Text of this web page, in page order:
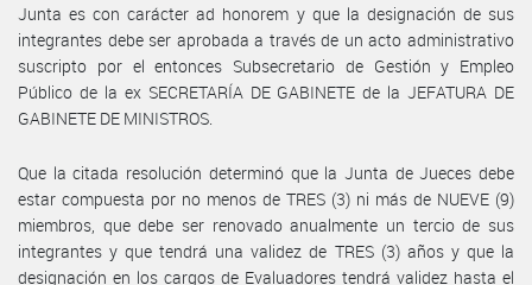
Junta es con carácter ad honorem y que la designación de sus
integrantes debe ser aprobada a través de un acto administrativo
suscripto por el entonces Subsecretario de Gestión y Empleo
Público de la ex SECRETARÍA DE GABINETE de la JEFATURA DE
GABINETE DE MINISTROS.
Que la citada resolución determinó que la Junta de Jueces debe
estar compuesta por no menos de TRES (3) ni más de NUEVE (9)
miembros, que debe ser renovado anualmente un tercio de sus
integrantes y que tendrá una validez de TRES (3) años y que la
designación en los cargos de Evaluadores tendrá validez hasta el